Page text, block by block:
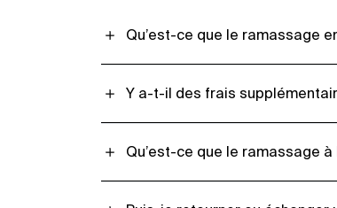
Qu’est-ce que le ramassage
Y a-t-il des frais
Qu’est-ce que le ramassage à